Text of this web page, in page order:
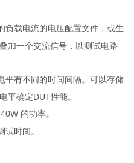
负载电流的电压配置文件，或生
加一个交流信号，以测试电路
平有不同的时间间隔。可以存储
平确定DUT性能。
的功率。
时间。